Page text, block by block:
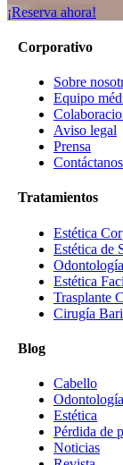
¡Reserva ahora!
Corporativo
Sobre
Equipo
Aviso legal
Prensa
Contáctanos
Tratamientos
Estética
Estética de
Odontología
Estética
Trasplante
Cirugía
Blog
Cabello
Odontología
Estética
Pérdida de
Noticias